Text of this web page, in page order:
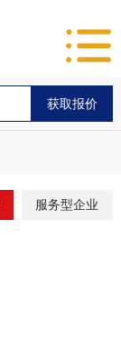
服务型企业